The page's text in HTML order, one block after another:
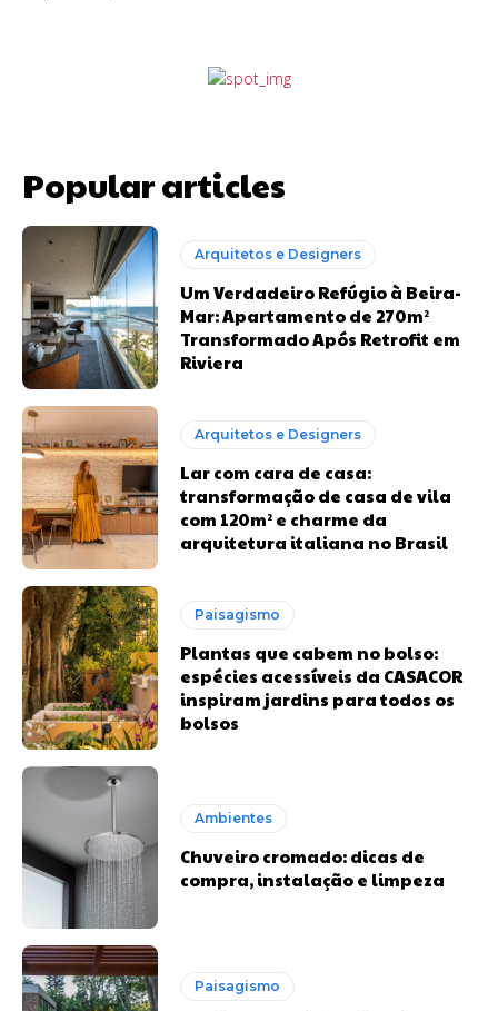
Popular articles
Arquitetos e Designers
Um Verdadeiro Refúgio à Beira-
Mar: Apartamento de 270m²
Transformado Após Retrofit em
Riviera
Arquitetos e Designers
Lar com cara de casa:
transformação de casa de vila
com 120m² e charme da
arquitetura italiana no Brasil
Paisagismo
Plantas que cabem no bolso:
espécies acessíveis da CASACOR
inspiram jardins para todos os
bolsos
Ambientes
Chuveiro cromado: dicas de
compra, instalação e limpeza
Paisagismo